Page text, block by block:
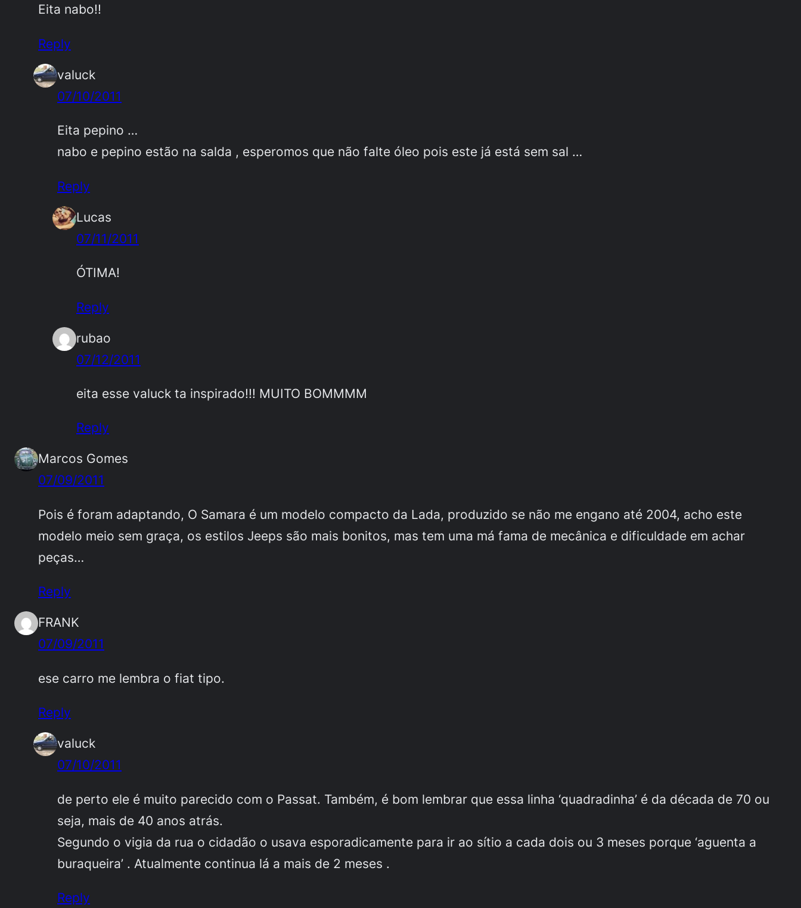
Eita nabo!!
Reply
valuck
07/10/2011
Eita pepino …
nabo e pepino estão na salda , esperomos que não falte óleo pois este já está sem sal …
Reply
Lucas
07/11/2011
ÓTIMA!
Reply
rubao
07/12/2011
eita esse valuck ta inspirado!!! MUITO BOMMMM
Reply
Marcos Gomes
07/09/2011
Pois é foram adaptando, O Samara é um modelo compacto da Lada, produzido se não me engano até 2004, acho este
modelo meio sem graça, os estilos Jeeps são mais bonitos, mas tem uma má fama de mecânica e dificuldade em achar
peças…
Reply
FRANK
07/09/2011
ese carro me lembra o fiat tipo.
Reply
valuck
07/10/2011
de perto ele é muito parecido com o Passat. Também, é bom lembrar que essa linha ‘quadradinha’ é da década de 70 ou
seja, mais de 40 anos atrás.
Segundo o vigia da rua o cidadão o usava esporadicamente para ir ao sítio a cada dois ou 3 meses porque ‘aguenta a
buraqueira’ . Atualmente continua lá a mais de 2 meses .
Reply